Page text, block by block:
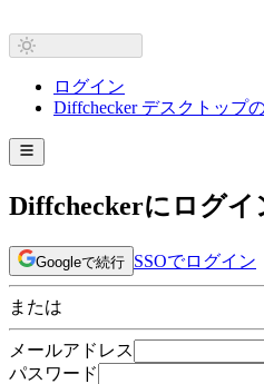
ログイン
Diffchecker デスクトップ
Diffcheckerにログイ
Googleで続行 SSOでログイン
または
メールアドレス
パスワード